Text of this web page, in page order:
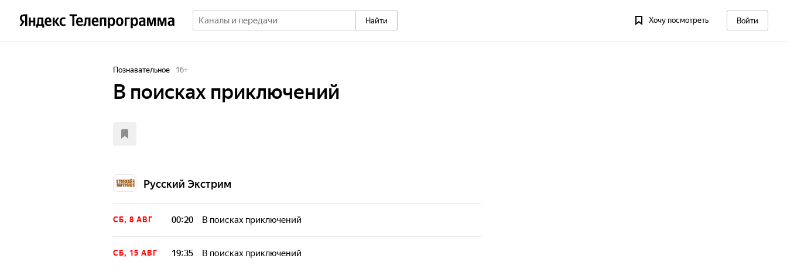
Найти Хочу посмотреть Войти
Познавательное 16+
В поисках приключений
Русский Экстрим
СБ, 8 АВГ 00:20 В поисках приключений
СБ, 15 АВГ 19:35 В поисках приключений